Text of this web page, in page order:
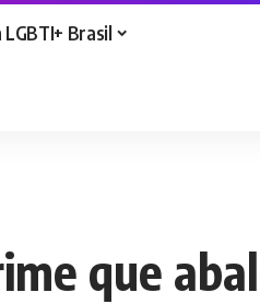
LGBTI+ Brasil
que